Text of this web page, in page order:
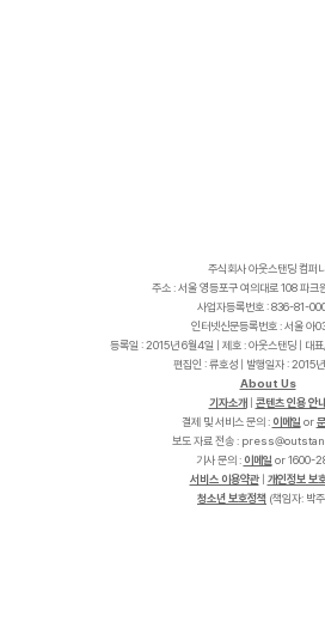
주식회사 아웃스탠딩 컴퍼니
주소 : 서울 영등포구 여의대로 108 파크
사업자등록번호 : 836-81-
인터넷신문등록번호 : 서울 아
등록일 : 2015년 6월4일 | 제호 : 아웃스탠딩 | 대
편집인 : 류호성 | 발행일자 : 2015
About Us
기자소개
콘텐츠 인용 안내
결제 및 서비스 문의 : 이메일 or
보도 자료 전송 :
n
a
t
s
t
u
o
@
s
s
e
r
p
기사 문의 : 이메일 or 1600-
서비스 이용약관| 개인정보 보
청소년 보호정책 (책임자: 박